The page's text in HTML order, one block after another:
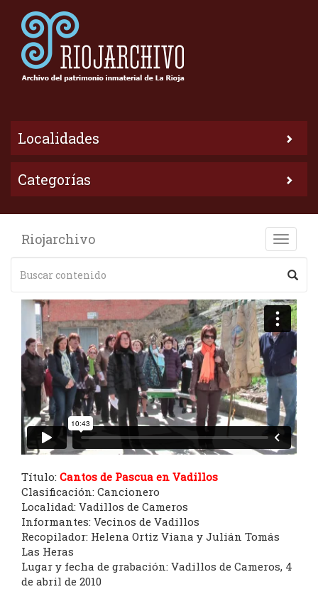
Localidades
Categorías
Toggle
Riojarchivo
Título: Cantos de Pascua en Vadillos
Clasificación: Cancionero
Localidad: Vadillos de Cameros
Informantes: Vecinos de Vadillos
Recopilador: Helena Ortiz Viana y Julián Tomás
Las Heras
Lugar y fecha de grabación: Vadillos de Cameros, 4
de abril de 2010